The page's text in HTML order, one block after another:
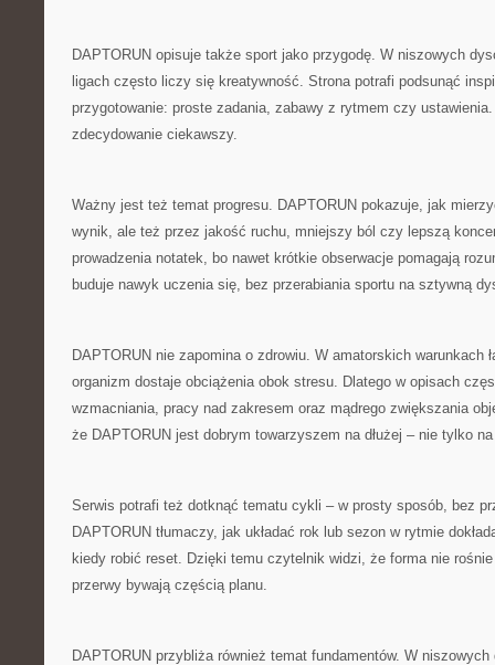
DAPTORUN opisuje także sport jako przygodę. W niszowych
ligach często liczy się kreatywność. Strona potrafi podsunąć
przygotowanie: proste zadania, zabawy z rytmem czy
zdecydowanie ciekawszy.
Ważny jest też temat progresu. DAPTORUN pokazuje, jak
wynik, ale też przez jakość ruchu, mniejszy ból czy lepszą
prowadzenia notatek, bo nawet krótkie obserwacje pomagają
buduje nawyk uczenia się, bez przerabiania sportu na sztywną
DAPTORUN nie zapomina o zdrowiu. W amatorskich warunkach
organizm dostaje obciążenia obok stresu. Dlatego w opisach
wzmacniania, pracy nad zakresem oraz mądrego zwiększania
że DAPTORUN jest dobrym towarzyszem na dłużej – nie tylko
Serwis potrafi też dotknąć tematu cykli – w prosty sposób, bez
DAPTORUN tłumaczy, jak układać rok lub sezon w rytmie
kiedy robić reset. Dzięki temu czytelnik widzi, że forma nie
przerwy bywają częścią planu.
DAPTORUN przybliża również temat fundamentów. W